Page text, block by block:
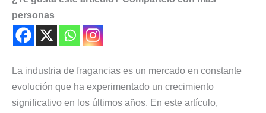
personas
La industria de fragancias es un mercado en constante
evolución que ha experimentado un crecimiento
significativo en los últimos años. En este artículo,